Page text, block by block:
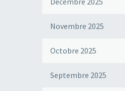
Novembre 2025
Octobre 2025
Septembre 2025